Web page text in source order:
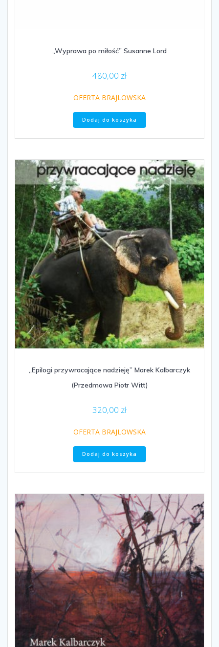
„Wyprawa po miłość” Susanne Lord
480,00 zł
OFERTA BRAJLOWSKA
Dodaj do koszyka
„Epilogi przywracające nadzieję” Marek Kalbarczyk
(Przedmowa Piotr Witt)
320,00 zł
OFERTA BRAJLOWSKA
Dodaj do koszyka